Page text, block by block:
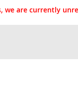
we are currently